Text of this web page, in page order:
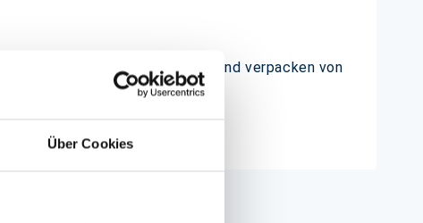
Über Cookies
ideal zum präsentieren und verpacken von